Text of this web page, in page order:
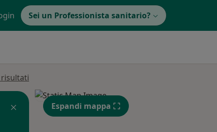
Sei un Professionista sanitario?
Espandi mappa